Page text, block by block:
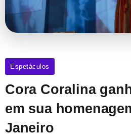
Espetáculos
Cora Coralina
em sua
Janeiro